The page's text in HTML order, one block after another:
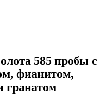
585 пробы с
фианитом,
гранатом